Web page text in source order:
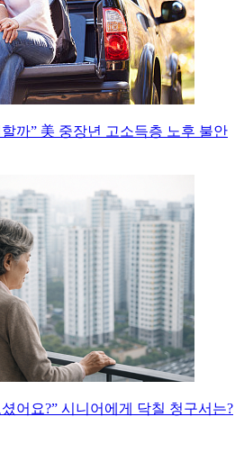
까” 美 중장년 고소득층 노후 불안
어요?” 시니어에게 닥칠 청구서는?